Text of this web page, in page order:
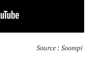
Source : Soompi